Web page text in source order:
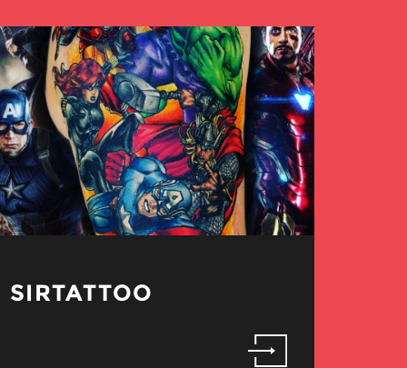
SIRTATTOO